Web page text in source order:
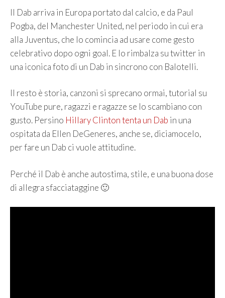
Il Dab arriva in Europa portato dal calcio, e da Paul
Pogba, del Manchester United, nel periodo in cui era
alla Juventus, che lo comincia ad usare come gesto
celebrativo dopo ogni goal. E lo rimbalza su twitter in
una iconica foto di un Dab in sincrono con Balotelli.
Il resto è storia, canzoni si sprecano ormai, tutorial su
YouTube pure, ragazzi e ragazze se lo scambiano con
gusto. Persino Hillary Clinton tenta un Dab in una
ospitata da Ellen DeGeneres, anche se, diciamocelo,
per fare un Dab ci vuole attitudine.
Perché il Dab è anche autostima, stile, e una buona dose
di allegra sfacciataggine 🙂